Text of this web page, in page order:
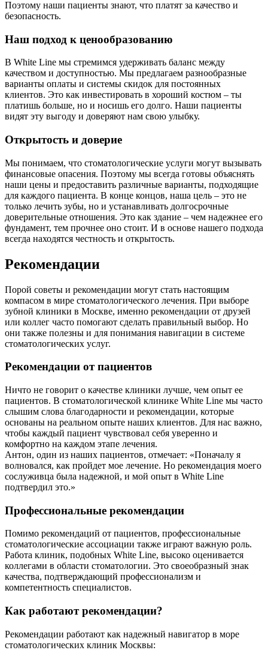
Поэтому наши пациенты знают, что платят за качество и
безопасность.
Наш подход к ценообразованию
В White Line мы стремимся удерживать баланс между
качеством и доступностью. Мы предлагаем разнообразные
варианты оплаты и системы скидок для постоянных
клиентов. Это как инвестировать в хороший костюм – ты
платишь больше, но и носишь его долго. Наши пациенты
видят эту выгоду и доверяют нам свою улыбку.
Открытость и доверие
Мы понимаем, что стоматологические услуги могут вызывать
финансовые опасения. Поэтому мы всегда готовы объяснять
наши цены и предоставить различные варианты, подходящие
для каждого пациента. В конце концов, наша цель – это не
только лечить зубы, но и устанавливать долгосрочные
доверительные отношения. Это как здание – чем надежнее его
фундамент, тем прочнее оно стоит. И в основе нашего подхода
всегда находятся честность и открытость.
Рекомендации
Порой советы и рекомендации могут стать настоящим
компасом в мире стоматологического лечения. При выборе
зубной клиники в Москве, именно рекомендации от друзей
или коллег часто помогают сделать правильный выбор. Но
они также полезны и для понимания навигации в системе
стоматологических услуг.
Рекомендации от пациентов
Ничто не говорит о качестве клиники лучше, чем опыт ее
пациентов. В стоматологической клинике White Line мы часто
слышим слова благодарности и рекомендации, которые
основаны на реальном опыте наших клиентов. Для нас важно,
чтобы каждый пациент чувствовал себя уверенно и
комфортно на каждом этапе лечения.
Антон, один из наших пациентов, отмечает: «Поначалу я
волновался, как пройдет мое лечение. Но рекомендация моего
сослуживца была надежной, и мой опыт в White Line
подтвердил это.»
Профессиональные рекомендации
Помимо рекомендаций от пациентов, профессиональные
стоматологические ассоциации также играют важную роль.
Работа клиник, подобных White Line, высоко оценивается
коллегами в области стоматологии. Это своеобразный знак
качества, подтверждающий профессионализм и
компетентность специалистов.
Как работают рекомендации?
Рекомендации работают как надежный навигатор в море
стоматологических клиник Москвы: